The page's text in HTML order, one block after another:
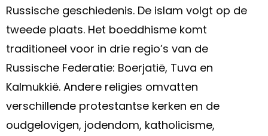
Russische geschiedenis. De islam volgt op de
tweede plaats. Het boeddhisme komt
traditioneel voor in drie regio’s van de
Russische Federatie: Boerjatië, Tuva en
Kalmukkië. Andere religies omvatten
verschillende protestantse kerken en de
oudgelovigen, jodendom, katholicisme,